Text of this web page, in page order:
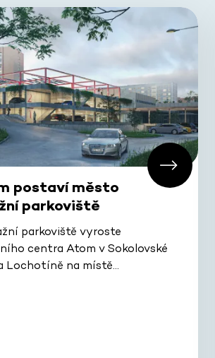
postaví město
parkoviště
parkoviště vyroste
centra Atom v Sokolovské
Lochotíně na místě…